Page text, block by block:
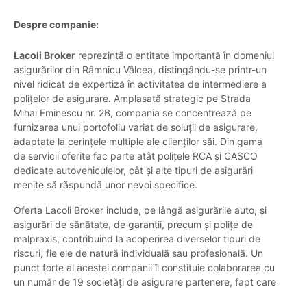
Despre companie:
Lacoli Broker reprezintă o entitate importantă în domeniul
asigurărilor din Râmnicu Vâlcea, distingându-se printr-un
nivel ridicat de expertiză în activitatea de intermediere a
polițelor de asigurare. Amplasată strategic pe Strada
Mihai Eminescu nr. 2B, compania se concentrează pe
furnizarea unui portofoliu variat de soluții de asigurare,
adaptate la cerințele multiple ale clienților săi. Din gama
de servicii oferite fac parte atât polițele RCA și CASCO
dedicate autovehiculelor, cât și alte tipuri de asigurări
menite să răspundă unor nevoi specifice.
Oferta Lacoli Broker include, pe lângă asigurările auto, și
asigurări de sănătate, de garanții, precum și polițe de
malpraxis, contribuind la acoperirea diverselor tipuri de
riscuri, fie ele de natură individuală sau profesională. Un
punct forte al acestei companii îl constituie colaborarea cu
un număr de 19 societăți de asigurare partenere, fapt care